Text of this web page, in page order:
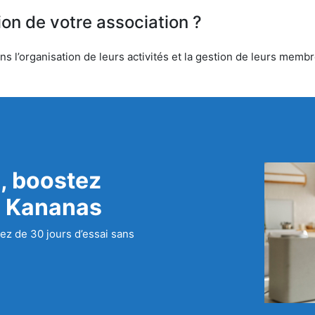
de votre association ?
l’organisation de leurs activités et la gestion de leurs
boostez
de 30 jours d’essai sans